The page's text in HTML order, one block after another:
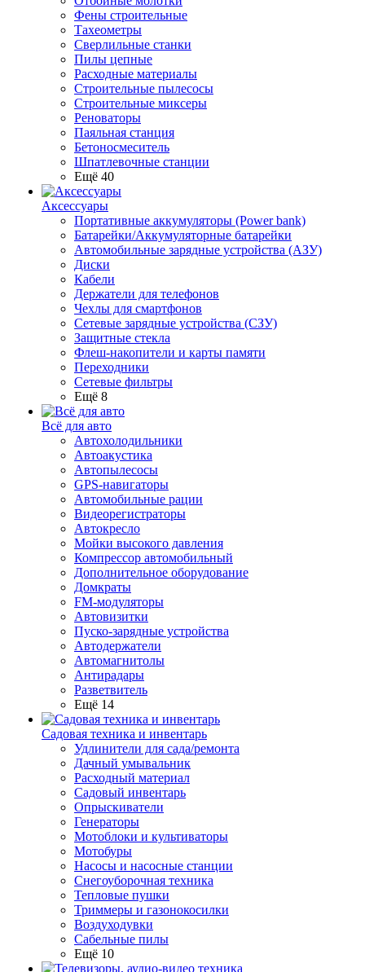
Фены строительные
Тахеометры
Сверлильные станки
Пилы цепные
Расходные материалы
Строительные пылесосы
Строительные миксеры
Реноваторы
Паяльная станция
Бетоносмеситель
Шпатлевочные станции
Ещё 40
Аксессуары
Портативные аккумуляторы (Power bank)
Батарейки/Аккумуляторные батарейки
Автомобильные зарядные устройства (АЗУ)
Диски
Кабели
Держатели для телефонов
Чехлы для смартфонов
Сетевые зарядные устройства (СЗУ)
Защитные стекла
Флеш-накопители и карты памяти
Переходники
Сетевые фильтры
Ещё 8
Всё для авто
Автохолодильники
Автоакустика
Автопылесосы
GPS-навигаторы
Автомобильные рации
Видеорегистраторы
Автокресло
Мойки высокого давления
Компрессор автомобильный
Дополнительное оборудование
Домкраты
FM-модуляторы
Автовизитки
Пуско-зарядные устройства
Автодержатели
Автомагнитолы
Антирадары
Разветвитель
Ещё 14
Садовая техника и инвентарь
Удлинители для сада/ремонта
Дачный умывальник
Расходный материал
Садовый инвентарь
Опрыскиватели
Генераторы
Мотоблоки и культиваторы
Мотобуры
Насосы и насосные станции
Снегоуборочная техника
Тепловые пушки
Триммеры и газонокосилки
Воздуходувки
Сабельные пилы
Ещё 10